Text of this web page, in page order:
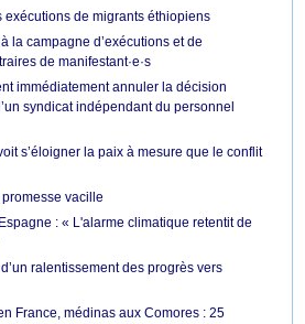
de migrants éthiopiens
la campagne d’exécutions et de
de manifestant·e·s
immédiatement annuler la décision
syndicat indépendant du personnel
s’éloigner la paix à mesure que le conflit
vacille
: « L'alarme climatique retentit de
ralentissement des progrès vers
France, médinas aux Comores : 25